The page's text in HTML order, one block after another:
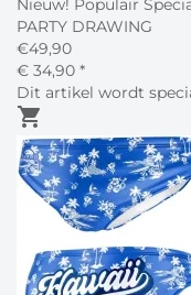
Nieuw! Populair
PARTY DRAWING
€49,90
€ 34,90 *
Dit artikel wordt
shopping_cart